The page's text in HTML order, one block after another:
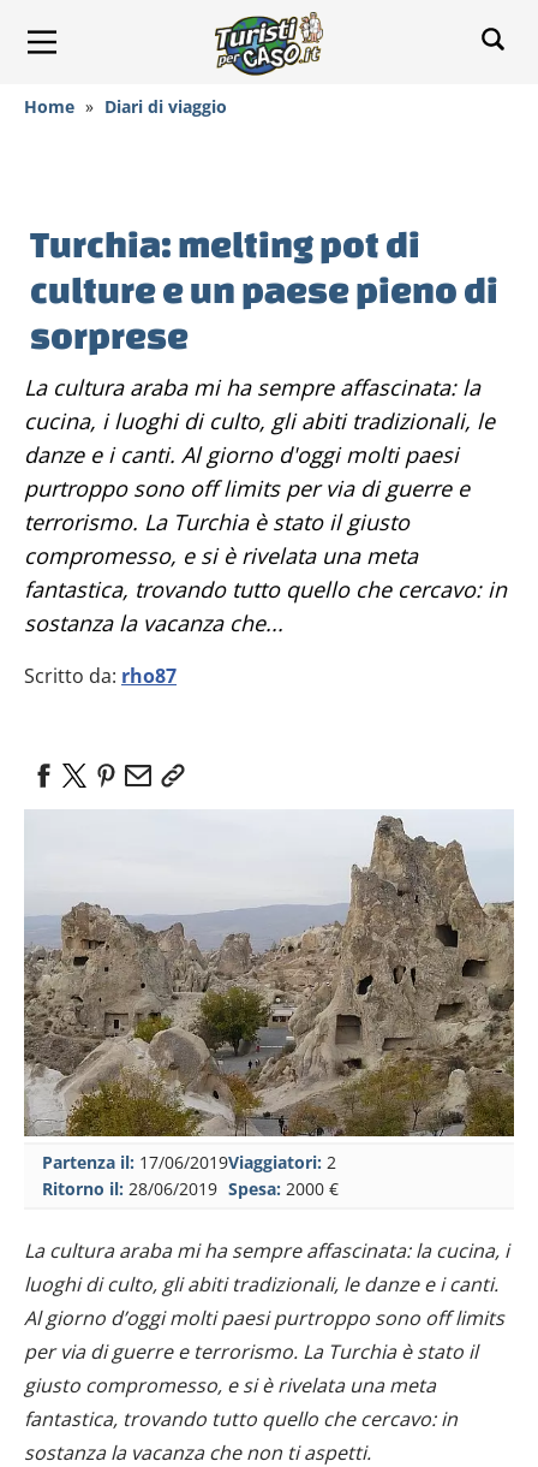
Home » Diari di viaggio
Turchia: melting pot di
culture e un paese pieno di
sorprese
La cultura araba mi ha sempre affascinata: la
cucina, i luoghi di culto, gli abiti tradizionali, le
danze e i canti. Al giorno d'oggi molti paesi
purtroppo sono off limits per via di guerre e
terrorismo. La Turchia è stato il giusto
compromesso, e si è rivelata una meta
fantastica, trovando tutto quello che cercavo: in
sostanza la vacanza che...
Scritto da: rho87
Partenza il: 17/06/2019
Ritorno il: 28/06/2019
Viaggiatori: 2
Spesa: 2000 €
La cultura araba mi ha sempre affascinata: la cucina, i
luoghi di culto, gli abiti tradizionali, le danze e i canti.
Al giorno d’oggi molti paesi purtroppo sono off limits
per via di guerre e terrorismo. La Turchia è stato il
giusto compromesso, e si è rivelata una meta
fantastica, trovando tutto quello che cercavo: in
sostanza la vacanza che non ti aspetti.